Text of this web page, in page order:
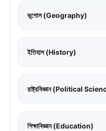
ভূগোল (Geography)
ইতিহাস (History)
রাষ্ট্রবিজ্ঞান (Political
শিক্ষাবিজ্ঞান (Education)